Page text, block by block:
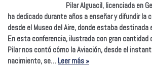
Pilar Alguacil, licenciada en
ha dedicado durante años a enseñar y difundir la
desde el Museo del Aire, donde estaba
En esta conferencia, ilustrada con gran cantidad
Pilar nos contó cómo la Aviación, desde el
nacimiento, se… Leer más »